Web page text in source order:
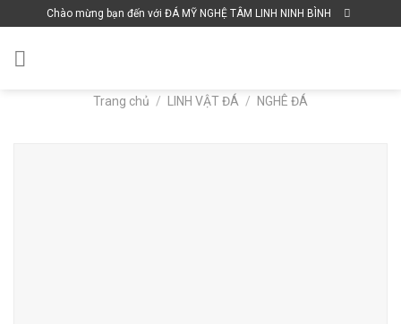
to
content
Chào mừng bạn đến với ĐÁ MỸ NGHỆ TÂM LINH NINH BÌNH
Trang chủ / LINH VẬT ĐÁ / NGHÊ ĐÁ